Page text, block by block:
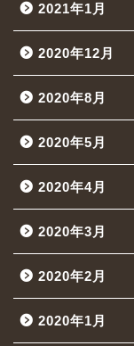
2021年1月
2020年12月
2020年8月
2020年5月
2020年4月
2020年3月
2020年2月
2020年1月